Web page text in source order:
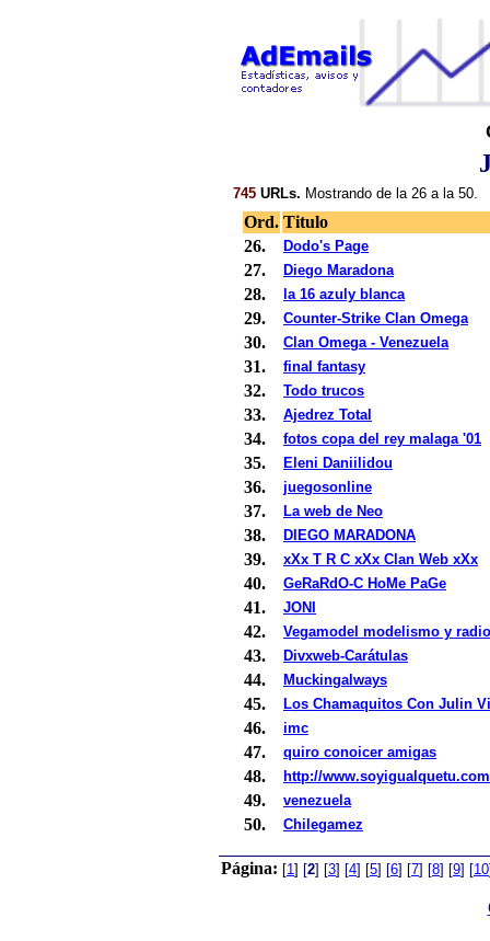
745 URLs. Mostrando de la 26 a la 50.
Ord. Titulo
26.
Dodo's Page
27. Diego Maradona
28. la 16 azuly blanca
29. Counter-Strike Clan Omega
30. Clan Omega - Venezuela
31. final fantasy
32. Todo trucos
33. Ajedrez Total
34. fotos copa del rey malaga '01
35. Eleni Daniilidou
36. juegosonline
37. La web de Neo
38. DIEGO MARADONA
39. xXx T R C xXx Clan Web xXx
40. GeRaRdO-C HoMe PaGe
41. JONI
42. Vegamodel modelismo y
43. Divxweb-Carátulas
44. Muckingalways
45. Los Chamaquitos Con Julin
46. imc
47. quiro conoicer amigas
48. http://
49. venezuela
50. Chilegamez
Página: [1] [2] [3] [4] [5] [6] [7] [8] [9] [10